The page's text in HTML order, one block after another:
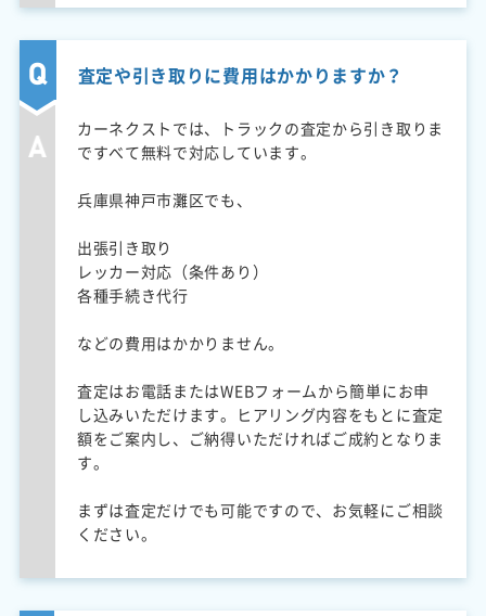
査定や引き取りに費用はかかりますか？
カーネクストでは、トラックの査定から引き取りま
ですべて無料で対応しています。
兵庫県神戸市灘区でも、
出張引き取り
レッカー対応（条件あり）
各種手続き代行
などの費用はかかりません。
査定はお電話またはWEBフォームから簡単にお申
し込みいただけます。ヒアリング内容をもとに査定
額をご案内し、ご納得いただければご成約となりま
す。
まずは査定だけでも可能ですので、お気軽にご相談
ください。